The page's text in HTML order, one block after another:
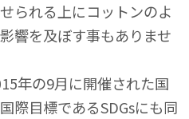
られる上にコットンのよ
響を及ぼす事もありませ
年の9月に開催された国
際目標であるSDGsにも同